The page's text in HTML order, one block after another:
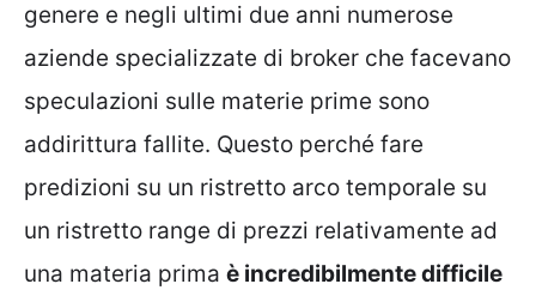
genere e negli ultimi due anni numerose
aziende specializzate di broker che facevano
speculazioni sulle materie prime sono
addirittura fallite. Questo perché fare
predizioni su un ristretto arco temporale su
un ristretto range di prezzi relativamente ad
una materia prima è incredibilmente difficile